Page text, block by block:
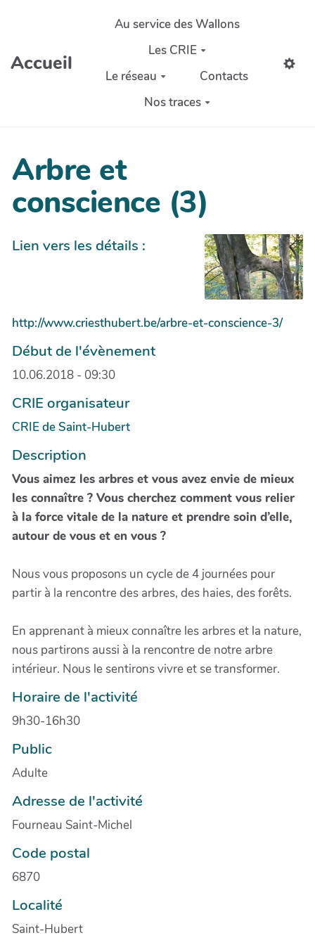
Aller au contenu principal
Accueil
Au service des Wallons
Les CRIE
Le réseau
Contacts
Nos traces
Arbre et
conscience (3)
Lien vers les détails :
http://www.criesthubert.be/arbre-et-conscience-3/
Début de l'évènement
10.06.2018 - 09:30
CRIE organisateur
CRIE de Saint-Hubert
Description
Vous aimez les arbres et vous avez envie de mieux
les connaître ? Vous cherchez comment vous relier
à la force vitale de la nature et prendre soin d’elle,
autour de vous et en vous ?
Nous vous proposons un cycle de 4 journées pour
partir à la rencontre des arbres, des haies, des forêts.
En apprenant à mieux connaître les arbres et la nature,
nous partirons aussi à la rencontre de notre arbre
intérieur. Nous le sentirons vivre et se transformer.
Horaire de l'activité
9h30-16h30
Public
Adulte
Adresse de l'activité
Fourneau Saint-Michel
Code postal
6870
Localité
Saint-Hubert